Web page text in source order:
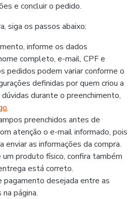
e concluir o pedido.
siga os passos abaixo:
informe os dados
completo, e-mail, CPF e
pedidos podem variar conforme o
definidas por quem criou a
durante o preenchimento,
.
preenchidos antes de
atenção o e-mail informado, pois
enviar as informações da compra.
um produto físico, confira também
está correto.
pagamento desejada entre as
página.